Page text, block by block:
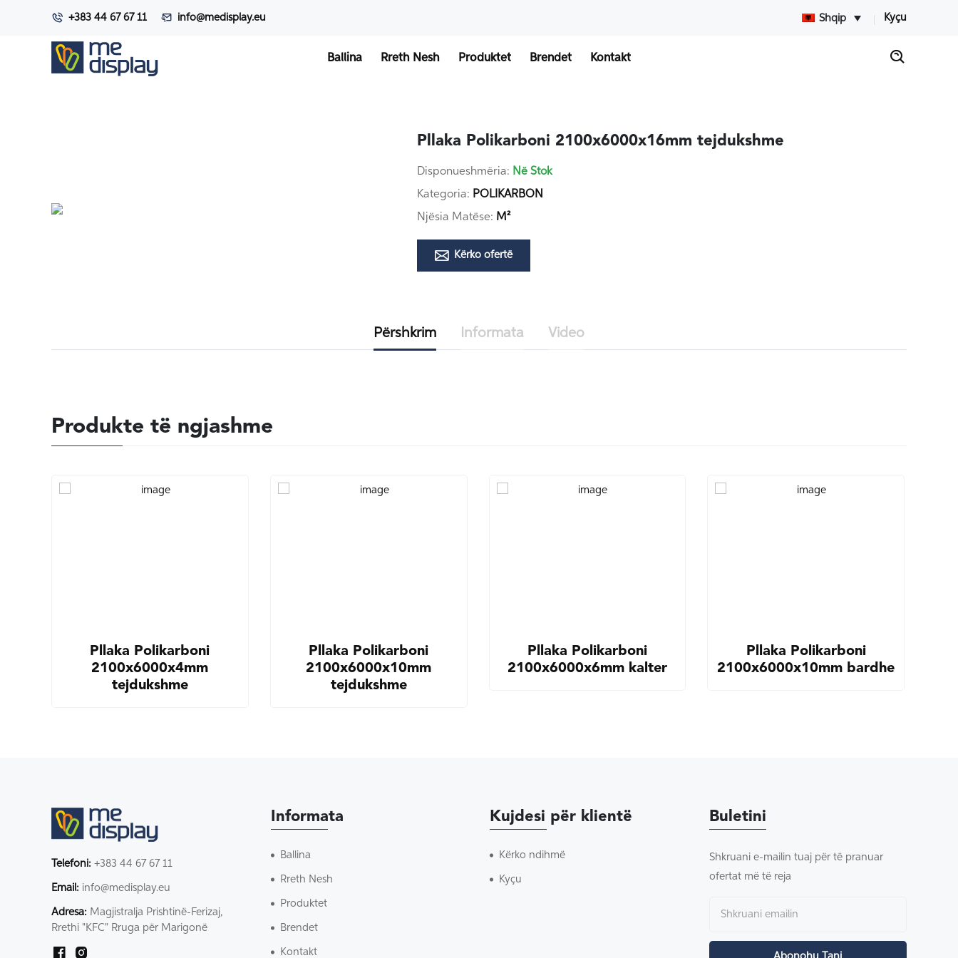
+383 44 67 67 11 info@medisplay.eu Shqip Kyçu
Ballina Rreth Nesh Produktet Brendet Kontakt
Pllaka Polikarboni 2100x6000x16mm tejdukshme
Disponueshmëria: Në Stok
Kategoria: POLIKARBON
Njësia Matëse: M²
Kërko ofertë
Përshkrim Informata Video
Produkte të ngjashme
Pllaka Polikarboni
2100x6000x4mm
tejdukshme
Pllaka Polikarboni
2100x6000x10mm
tejdukshme
Pllaka Polikarboni
2100x6000x6mm kalter
Pllaka Polikarboni
2100x6000x10mm bardhe
Telefoni: +383 44 67 67 11
Email: info@medisplay.eu
Adresa: Magjistralja Prishtinë-Ferizaj,
Rrethi "KFC" Rruga për Marigonë
Informata
Ballina
Rreth Nesh
Produktet
Brendet
Kontakt
Kujdesi për klientë
Kërko ndihmë
Kyçu
Buletini
Shkruani e-mailin tuaj për të pranuar
ofertat më të reja